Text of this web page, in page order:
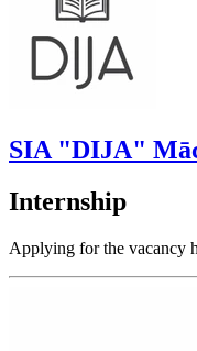
SIA "DIJA"
Internship
Applying for the vacancy